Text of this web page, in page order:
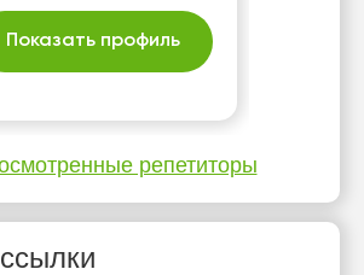
Показать профиль
репетиторы